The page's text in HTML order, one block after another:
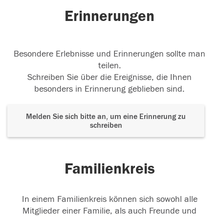
Erinnerungen
Besondere Erlebnisse und Erinnerungen sollte man
teilen.
Schreiben Sie über die Ereignisse, die Ihnen
besonders in Erinnerung geblieben sind.
Melden Sie sich bitte an, um eine Erinnerung zu
schreiben
Familienkreis
In einem Familienkreis können sich sowohl alle
Mitglieder einer Familie, als auch Freunde und